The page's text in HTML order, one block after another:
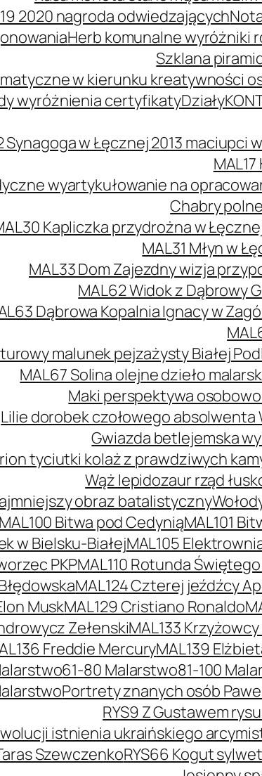
2020 nagroda odwiedzających
Herb komunalne
Szklana
w kierunku kreatywności
wyróżnienia certyfikatyDziały
Synagoga w Łęcznej 2013
wyartykułowanie na
Chabry
Kapliczka przydrożna w
MAL31 Młyn w
MAL33 Dom Zajezdny wizja
MAL62 Widok z Dąbrowy
Dąbrowa Kopalnia Ignacy w
malunek pejzażysty Białej
MAL67 Solina olejne dzieło
Maki perspektywa
Lilie dorobek czołowego
Gwiazda betlejemska
tyciutki kolaż z prawdziwych
Wąż lepidozaur rząd
obraz batalistyczny
MAL100 Bitwa pod CedyniąMAL101
w Bielsku-BiałejMAL105
PKPMAL110 Rotunda
MAL124 Czterej jeźdźcy
MuskMAL129 Cristiano Ronaldo
ZełenskiMAL133
Freddie MercuryMAL139
61-80 Malarstwo81-100
Portrety znanych osób
RYS9 Z Gustawem
istnienia ukraińskiego
SzewczenkoRYS66 Kogut